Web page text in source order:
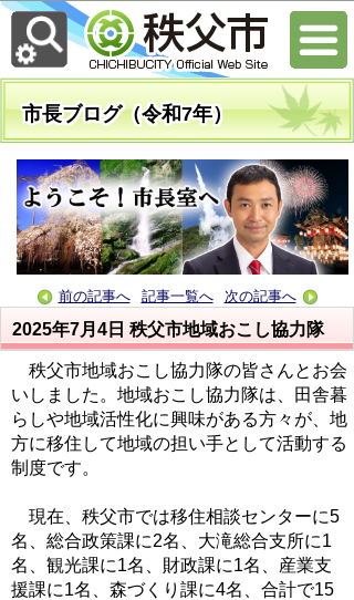
市長ブログ（令和7年）
前の記事へ 記事一覧へ 次の記事へ
2025年7月4日 秩父市地域おこし協力隊
秩父市地域おこし協力隊の皆さんとお会
いしました。地域おこし協力隊は、田舎暮
らしや地域活性化に興味がある方々が、地
方に移住して地域の担い手として活動する
制度です。
現在、秩父市では移住相談センターに5
名、総合政策課に2名、大滝総合支所に1
名、観光課に1名、財政課に1名、産業支
援課に1名、森づくり課に4名、合計で15